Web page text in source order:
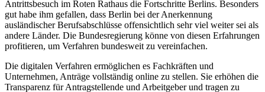
Antrittsbesuch im Roten Rathaus die Fortschritte Berlins. Besonders
gut habe ihm gefallen, dass Berlin bei der Anerkennung
ausländischer Berufsabschlüsse offensichtlich sehr viel weiter sei als
andere Länder. Die Bundesregierung könne von diesen Erfahrungen
profitieren, um Verfahren bundesweit zu vereinfachen.
Die digitalen Verfahren ermöglichen es Fachkräften und
Unternehmen, Anträge vollständig online zu stellen. Sie erhöhen die
Transparenz für Antragstellende und Arbeitgeber und tragen zu